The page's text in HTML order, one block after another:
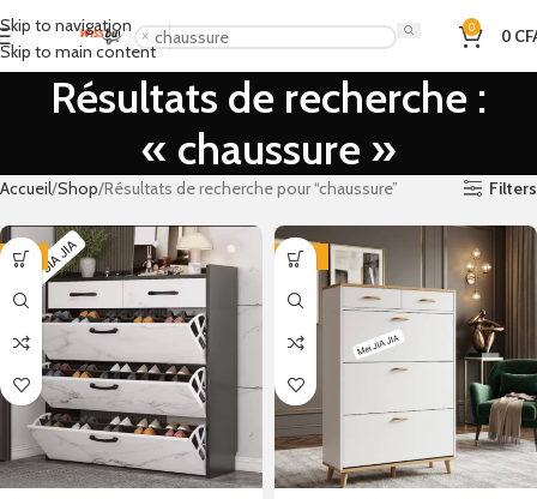
Skip to navigation
Skip to main content
0 0
Résultats de recherche :
« chaussure »
Accueil Shop Résultats de recherche pour “chaussure” Filters
-4% -10%